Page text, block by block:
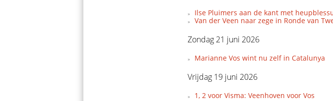
Ilse Pluimers aan de kant met
Van der Veen naar zege in Ronde van
Zondag 21 juni 2026
Marianne Vos wint nu zelf in Catalunya
Vrijdag 19 juni 2026
1, 2 voor Visma: Veenhoven voor Vos